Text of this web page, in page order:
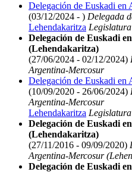
Delegación de Euskadi en
(03/12/2024 - ) Delegada
Lehendakaritza
Delegación de Euskadi
(Lehendakaritza)
(27/06/2024 - 02/12/2024)
Argentina-Mercosur
Delegación de Euskadi en
(10/09/2020 - 26/06/2024)
Argentina-Mercosur
Lehendakaritza
Delegación de Euskadi
(Lehendakaritza)
(27/11/2016 - 09/09/2020)
Argentina-Mercosur
Delegación de Euskadi